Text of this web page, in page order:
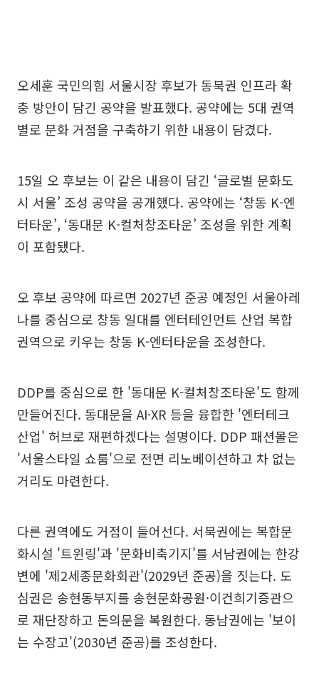
오세훈 국민의힘 서울시장 후보가 동북권 인프라 확
충 방안이 담긴 공약을 발표했다. 공약에는 5대 권역
별로 문화 거점을 구축하기 위한 내용이 담겼다.
15일 오 후보는 이 같은 내용이 담긴 ‘글로벌 문화도
시 서울’ 조성 공약을 공개했다. 공약에는 ‘창동 K-엔
터타운’, ‘동대문 K-컬처창조타운’ 조성을 위한 계획
이 포함됐다.
오 후보 공약에 따르면 2027년 준공 예정인 서울아레
나를 중심으로 창동 일대를 엔터테인먼트 산업 복합
권역으로 키우는 창동 K-엔터타운을 조성한다.
DDP를 중심으로 한 '동대문 K-컬처창조타운'도 함께
만들어진다. 동대문을 AI·XR 등을 융합한 '엔터테크
산업' 허브로 재편하겠다는 설명이다. DDP 패션몰은
'서울스타일 쇼룸'으로 전면 리노베이션하고 차 없는
거리도 마련한다.
다른 권역에도 거점이 들어선다. 서북권에는 복합문
화시설 '트윈링'과 '문화비축기지'를 서남권에는 한강
변에 '제2세종문화회관'(2029년 준공)을 짓는다. 도
심권은 송현동부지를 송현문화공원·이건희기증관으
로 재단장하고 돈의문을 복원한다. 동남권에는 '보이
는 수장고'(2030년 준공)를 조성한다.